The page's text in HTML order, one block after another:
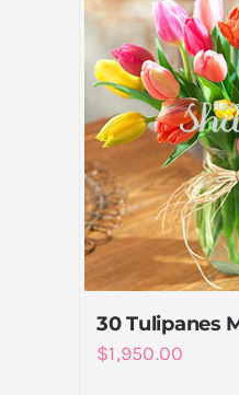
30 Tulipanes
$1,950.00